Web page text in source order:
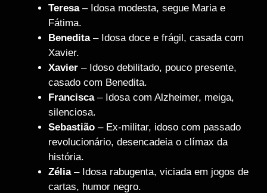
Teresa– Idosa modesta, segue Maria e
Fátima.
Benedita– Idosa doce e frágil, casada com
Xavier.
Xavier – Idoso debilitado, pouco presente,
casado com Benedita.
Francisca– Idosa com Alzheimer, meiga,
silenciosa.
Sebastião – Ex-militar, idoso com passado
revolucionário, desencadeia o clímax da
história.
Zélia– Idosa rabugenta, viciada em jogos de
cartas, humor negro.